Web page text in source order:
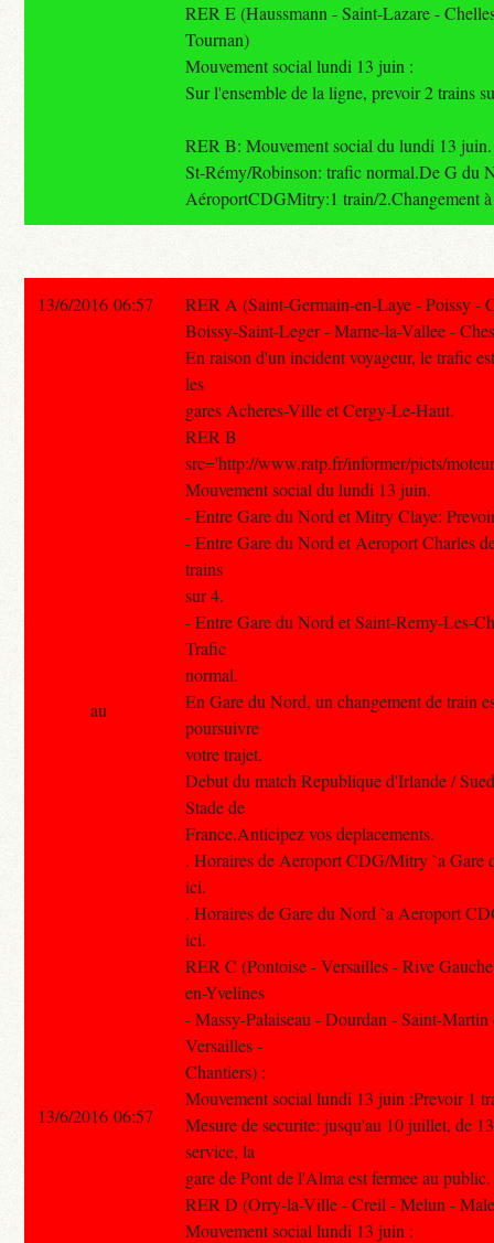
RER E (Haussmann - Saint-Lazare -
Tournan)
Mouvement social lundi 13 juin :
Sur l'ensemble de la ligne, prevoir 2 trains
RER B: Mouvement social du lundi 13
St-Rémy/Robinson: trafic normal.De G du
AéroportCDGMitry:1 train/2.Changement
13/6/2016 06:57
RER A (Saint-Germain-en-Laye - Poissy -
Boissy-Saint-Leger - Marne-la-Vallee -
En raison d'un incident voyageur, le trafic
les
gares Acheres-Ville et Cergy-Le-Haut.
RER B
src='http://www.ratp.fr/informer/picts/
Mouvement social du lundi 13 juin.
- Entre Gare du Nord et Mitry Claye:
- Entre Gare du Nord et Aeroport Charles
trains
sur 4.
- Entre Gare du Nord et Saint-Remy-Les-
Trafic
normal.
En Gare du Nord, un changement de train
poursuivre
votre trajet.
Debut du match Republique d'Irlande /
Stade de
France.Anticipez vos deplacements.
. Horaires de Aeroport CDG/Mitry `a Gare
ici.
. Horaires de Gare du Nord `a Aeroport
ici.
RER C (Pontoise - Versailles - Rive
en-Yvelines
- Massy-Palaiseau - Dourdan - Saint-Martin
Versailles -
Chantiers) :
Mouvement social lundi 13 juin :Prevoir 1
Mesure de securite: jusqu'au 10 juillet, de
service, la
gare de Pont de l'Alma est fermee au public.
RER D (Orry-la-Ville - Creil - Melun -
Mouvement social lundi 13 juin :
au
13/6/2016 06:57